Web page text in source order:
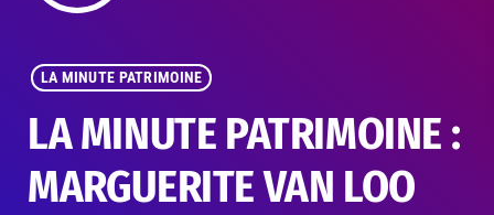
LA MINUTE PATRIMOINE
LA MINUTE PATRIMOINE :
MARGUERITE VAN LOO